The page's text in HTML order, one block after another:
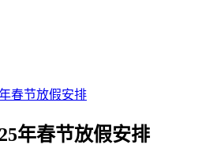
春节放假安排
年春节放假安排